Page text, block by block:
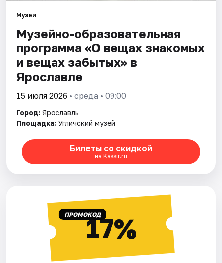
Музеи
Музейно-образовательная
программа «О вещах знакомых
и вещах забытых» в
Ярославле
15 июля 2026 • среда • 09:00
Город: Ярославль
Площадка: Угличский музей
Билеты со скидкой
на Kassir.ru
ПРОМОКОД17%